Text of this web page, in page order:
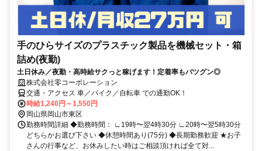
手のひらサイズのプラスチック製品を機械セット・箱
詰め(夜勤)
土日休み／夜勤・高時給サクっと稼げます！定着率もバツグン◎
株式会社零コーポレーション
交通・アクセス 車／バイク／自転車 での通勤OK！
時給1,240円～1,550円
岡山県岡山市東区
勤務時間詳細 ◆勤務時間： ∟19時〜翌4時30分 ∟20時〜翌5時30分
どちらかお選び下さい ◆休憩時間あり(75分) ◆長期勤務歓迎 ★お子
さんの行事など、お休みしたい時はご相談頂ければ全て対...